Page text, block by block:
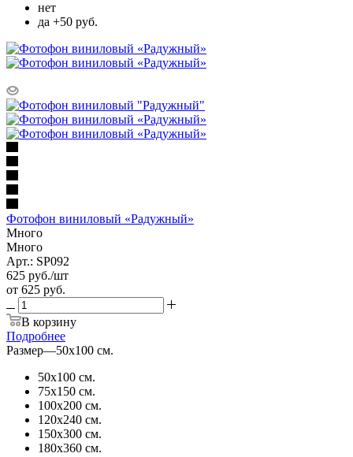
нет
да +50 руб.
Фотофон виниловый «Радужный»
Много
Много
Арт.: SP092
625 руб./шт
от 625 руб.
В корзину
Подробнее
Размер—50х100 см.
50х100 см.
75х150 см.
100х200 см.
120х240 см.
150х300 см.
180х360 см.